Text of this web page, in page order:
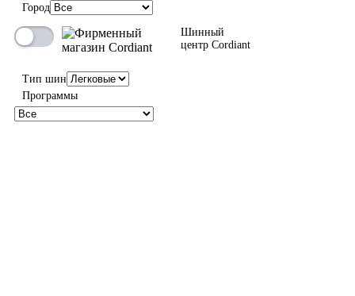
100%
Город
Шинный
центр Cordiant
Тип шин
Программы